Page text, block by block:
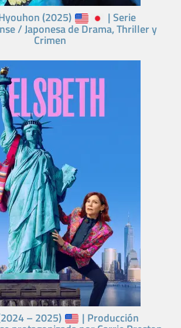
(2025) | Serie
/ Japonesa de Drama, Thriller y
Crimen
– 2025) | Producción